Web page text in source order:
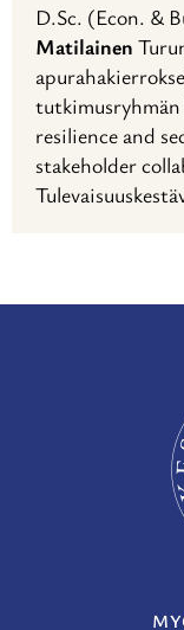
D.Sc. (Econ. &
Matilainen
tutkimusryhmän
resilience and
stakeholder